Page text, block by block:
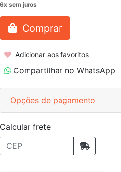
Comprar
Adicionar aos favoritos
Compartilhar no WhatsApp
Opções de pagamento
Calcular frete